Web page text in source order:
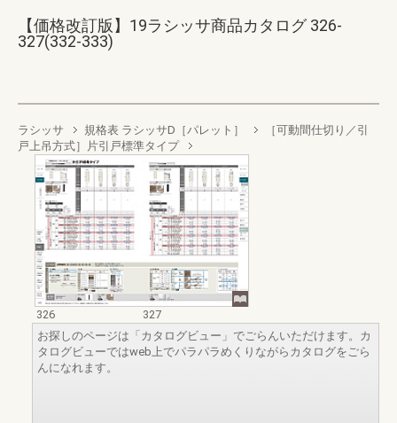
【価格改訂版】19ラシッサ商品カタログ 326-
327(332-333)
ラシッサ 規格表 ラシッサD［パレット］
［可動間仕切り／引
戸上吊方式］片引戸標準タイプ
326
327
お探しのページは「カタログビュー」でごらんいただけます。カ
タログビューではweb上でパラパラめくりながらカタログをごら
んになれます。